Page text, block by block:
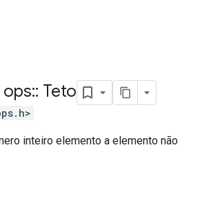
ops:: Teto
inteiro elemento a elemento não